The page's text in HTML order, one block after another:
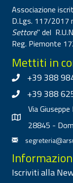
Associazione
D.Lgs. 117/2017
Settore" del
Reg. Piemonte
Mettiti in
+39 388
+39 388
Via
28845 -
Iscriviti alla